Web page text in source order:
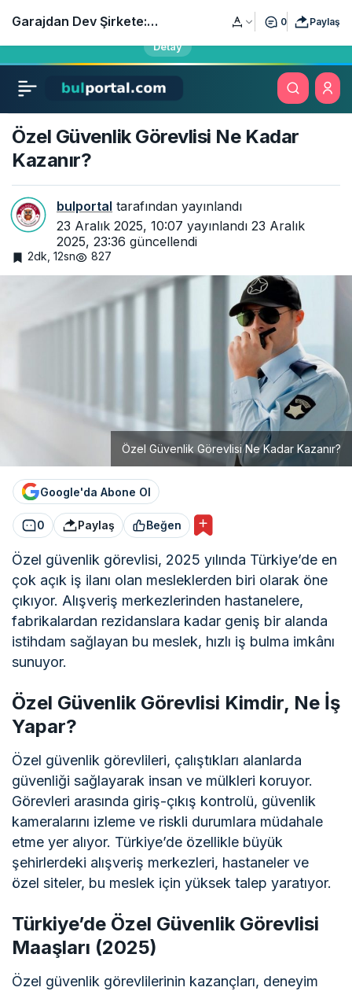
Öğrencilerin, sınavlara hazırlananların ve öğretmenlerin yeni
eğitim adresi bulportal.com yayında!
Detay
Özel Güvenlik Görevlisi Ne Kadar
Kazanır?
bulportal tarafından yayınlandı
23 Aralık 2025, 10:07 yayınlandı 23 Aralık
2025, 23:36 güncellendi
2dk, 12sn 827
Özel Güvenlik Görevlisi Ne Kadar Kazanır?
Google'da Abone Ol
0 Paylaş Beğen
Özel güvenlik görevlisi, 2025 yılında Türkiye’de en
çok açık iş ilanı olan mesleklerden biri olarak öne
çıkıyor. Alışveriş merkezlerinden hastanelere,
fabrikalardan rezidanslara kadar geniş bir alanda
istihdam sağlayan bu meslek, hızlı iş bulma imkânı
sunuyor.
Özel Güvenlik Görevlisi Kimdir, Ne İş
Yapar?
Özel güvenlik görevlileri, çalıştıkları alanlarda
güvenliği sağlayarak insan ve mülkleri koruyor.
Görevleri arasında giriş-çıkış kontrolü, güvenlik
kameralarını izleme ve riskli durumlara müdahale
etme yer alıyor. Türkiye’de özellikle büyük
şehirlerdeki alışveriş merkezleri, hastaneler ve
özel siteler, bu meslek için yüksek talep yaratıyor.
Türkiye’de Özel Güvenlik Görevlisi
Maaşları (2025)
Özel güvenlik görevlilerinin kazançları, deneyim
Garajdan Dev Şirkete:
Modern Girişimcilik
0 Paylaş